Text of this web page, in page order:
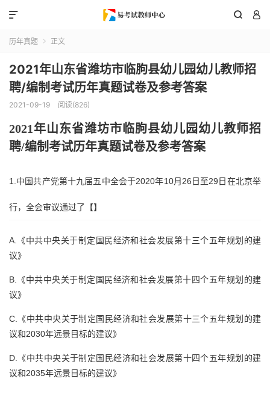
 

历年真题  正文
2021年山东省潍坊市临朐县幼儿园幼儿教师招
聘/编制考试历年真题试卷及参考答案
2021-09-19 阅读(826)
2021 年山东省潍坊市临朐县幼儿园幼儿教师招
聘/编制考试历年真题试卷及参考答案
1.中国共产党第十九届五中全会于2020年10月26日至29日在北京举
行，全会审议通过了【】
A.《中共中央关于制定国民经济和社会发展第十三个五年规划的建
议》
B.《中共中央关于制定国民经济和社会发展第十四个五年规划的建
议》
C.《中共中央关于制定国民经济和社会发展第十三个五年规划的建
议和2030年远景目标的建议》
D.《中共中央关于制定国民经济和社会发展第十四个五年规划的建
议和2035年远景目标的建议》